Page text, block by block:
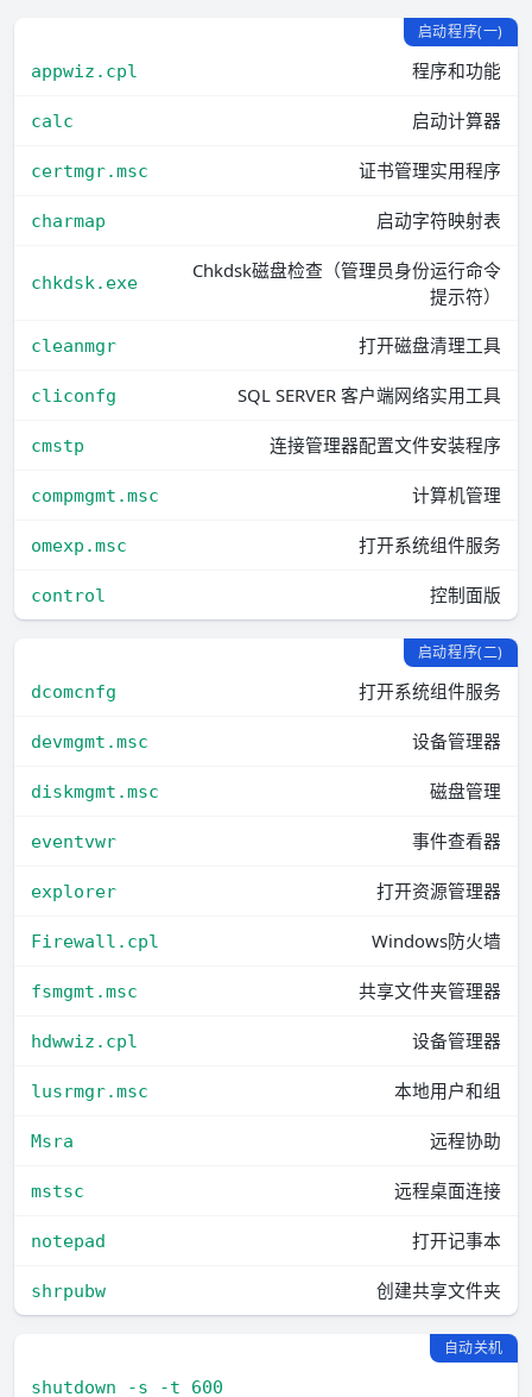
启动程序(一)
appwiz.cpl
程序和功能
calc 启动计算器
certmgr.msc 证书管理实用程序
charmap 启动字符映射表
chkdsk.exe
Chkdsk磁盘检查（管理员身份运行命令
提示符）
cleanmgr 打开磁盘清理工具
cliconfg SQL SERVER 客户端网络实用工具
cmstp 连接管理器配置文件安装程序
compmgmt.msc 计算机管理
omexp.msc 打开系统组件服务
control 控制面版
启动程序(二)
dcomcnfg
打开系统组件服务
devmgmt.msc 设备管理器
diskmgmt.msc 磁盘管理
eventvwr 事件查看器
explorer 打开资源管理器
Firewall.cpl Windows防火墙
fsmgmt.msc 共享文件夹管理器
hdwwiz.cpl 设备管理器
lusrmgr.msc 本地用户和组
Msra 远程协助
mstsc 远程桌面连接
notepad 打开记事本
shrpubw 创建共享文件夹
自动关机
shutdown -s -t 600